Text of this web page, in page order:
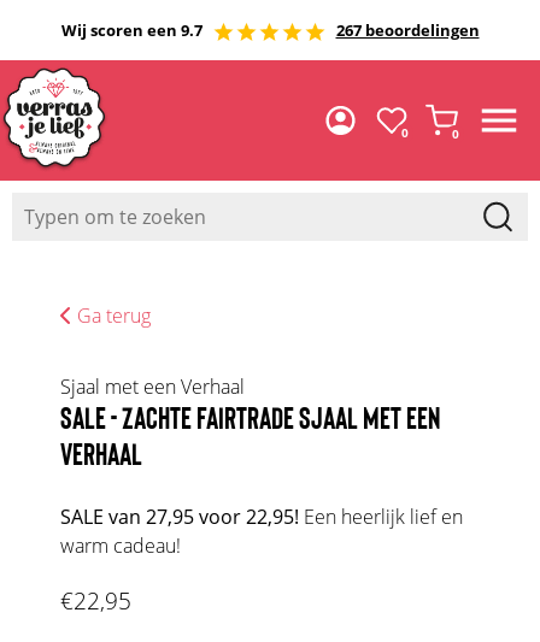
Wij scoren een 9.7 267 beoordelingen
0 0
Ga terug
Sjaal met een Verhaal
SALE - ZACHTE FAIRTRADE SJAAL MET EEN
VERHAAL
SALE van 27,95 voor 22,95! Een heerlijk lief en
warm cadeau!
€22,95